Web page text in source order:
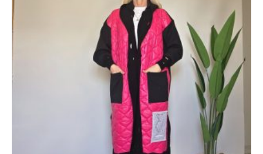
fazla
varyasyonu
Seçenekler
ürün
sayfasından
seçilebilir